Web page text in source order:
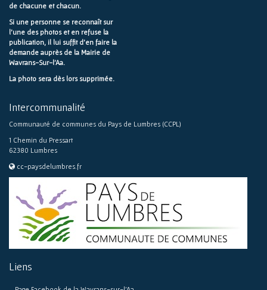
de chacune et chacun.
Si une personne se reconnaît sur
l'une des photos et en refuse la
publication, il lui suffit d'en faire la
demande auprès de la Mairie de
Wavrans-Sur-l'Aa.
La photo sera dès lors supprimée.
Intercommunalité
Communauté de communes du Pays de Lumbres (CCPL)
1 Chemin du Pressart
62380 Lumbres
cc-paysdelumbres.fr
Liens